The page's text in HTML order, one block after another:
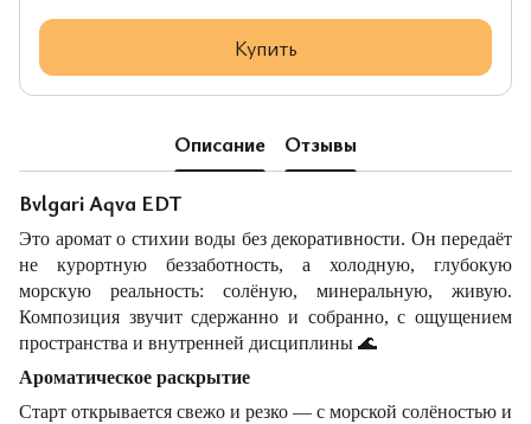
Купить
Описание Отзывы
Bvlgari Aqva EDT
Это аромат о стихии воды без декоративности. Он передаёт
не курортную беззаботность, а холодную, глубокую
морскую реальность: солёную, минеральную, живую.
Композиция звучит сдержанно и собранно, с ощущением
пространства и внутренней дисциплины 🌊
Ароматическое раскрытие
Старт открывается свежо и резко — с морской солёностью и